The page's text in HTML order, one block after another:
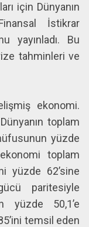
için Dünyanın
İstikrar
yayınladı. Bu
tahminleri ve
ekonomi.
toplam
yüzde
toplam
yüzde 62’sine
paritesiyle
yüzde 50,1’e
temsil eden